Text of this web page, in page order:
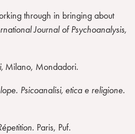
through in bringing about
Journal of Psychoanalysis,
Milano, Mondadori.
Psicoanalisi, etica e religione.
Paris, Puf.